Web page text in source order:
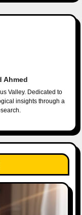
Ahmed
Valley. Dedicated to
insights through a